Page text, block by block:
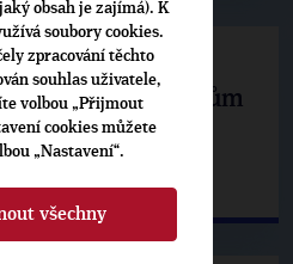
Havla příznivcům
republiky
obsah je zajímá). K
soubory cookies.
zpracování těchto
souhlas uživatele,
volbou „Přijmout
cookies můžete
„Nastavení“.
všechny